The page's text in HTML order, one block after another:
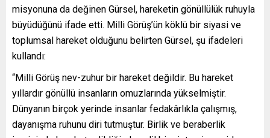
misyonuna da değinen Gürsel, hareketin gönüllülük ruhuyla
büyüdüğünü ifade etti. Milli Görüş’ün köklü bir siyasi ve
toplumsal hareket olduğunu belirten Gürsel, şu ifadeleri
kullandı:
“Milli Görüş nev-zuhur bir hareket değildir. Bu hareket
yıllardır gönüllü insanların omuzlarında yükselmiştir.
Dünyanın birçok yerinde insanlar fedakârlıkla çalışmış,
dayanışma ruhunu diri tutmuştur. Birlik ve beraberlik